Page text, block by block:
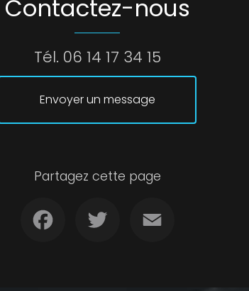
Contactez-nous
Tél. 06 14 17 34 15
Envoyer un message
Partagez cette page